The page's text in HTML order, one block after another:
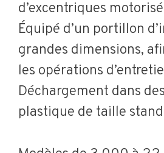
d’excentriques
Équipé d’un portillon
grandes dimensions,
les opérations
Déchargement dans
plastique de taille